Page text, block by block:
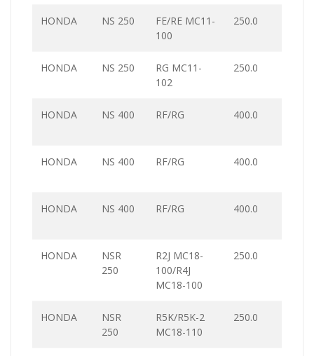
HONDA NS 250
FE/RE MC11-
100
250.0
HONDA NS 250
RG MC11-
102
250.0
HONDA NS 400 RF/RG 400.0
HONDA NS 400 RF/RG 400.0
HONDA NS 400 RF/RG 400.0
HONDA
NSR
250
R2J MC18-
100/R4J
MC18-100
250.0
HONDA
NSR
250
R5K/R5K-2
MC18-110
250.0